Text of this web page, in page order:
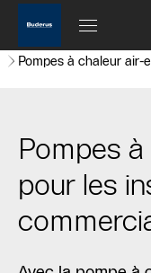
Pompes à chaleur air-
Pompes
pour les